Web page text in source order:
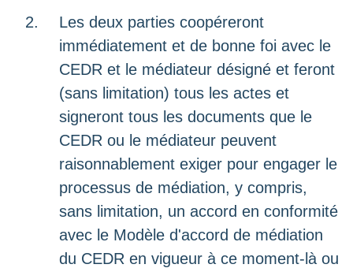
Les deux parties coopéreront
immédiatement et de bonne foi avec le
CEDR et le médiateur désigné et feront
(sans limitation) tous les actes et
signeront tous les documents que le
CEDR ou le médiateur peuvent
raisonnablement exiger pour engager le
processus de médiation, y compris,
sans limitation, un accord en conformité
avec le Modèle d'accord de médiation
du CEDR en vigueur à ce moment-là ou